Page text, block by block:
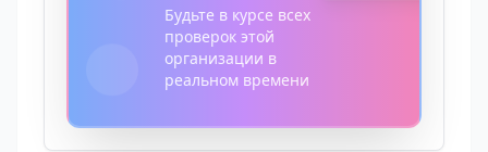
Будьте в курсе всех
проверок этой
организации в
реальном времени